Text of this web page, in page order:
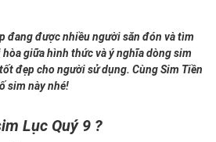
đang được nhiều người săn đón và tìm
giữa hình thức và ý nghĩa dòng sim
đẹp cho người sử dụng. Cùng Sim Tiền
sim này nhé!
Lục Quý 9 ?